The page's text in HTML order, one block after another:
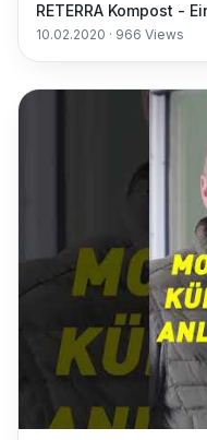
RETERRA Kompost -
10.02.2020 · 966 Views